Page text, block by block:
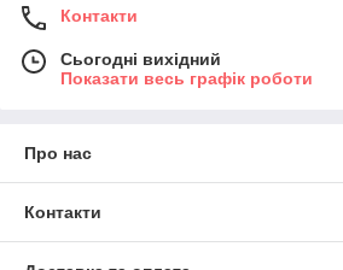
Контакти
Сьогодні вихідний
Показати весь графік роботи
Про нас
Контакти